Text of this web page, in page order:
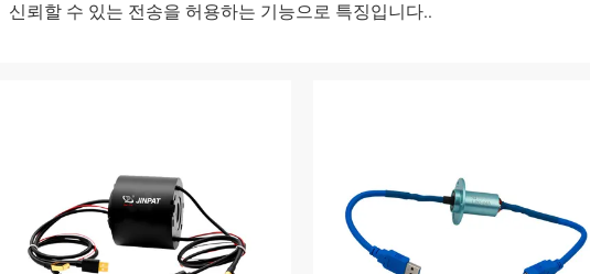
신뢰할 수 있는 전송을 허용하는 기능으로 특징입니다..